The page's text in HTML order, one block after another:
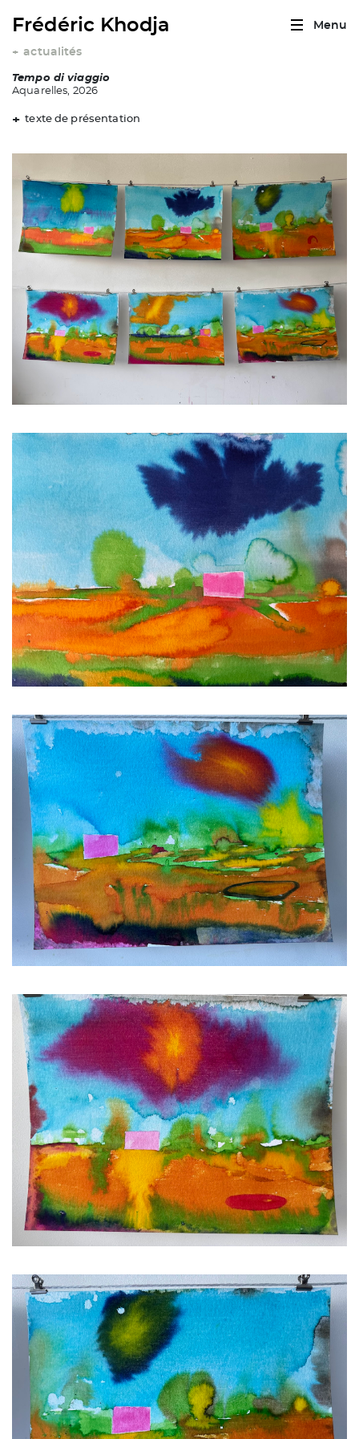
Frédéric Khodja
+ actualités
Menu
Tempo di viaggio
Aquarelles, 2026
texte de présentation